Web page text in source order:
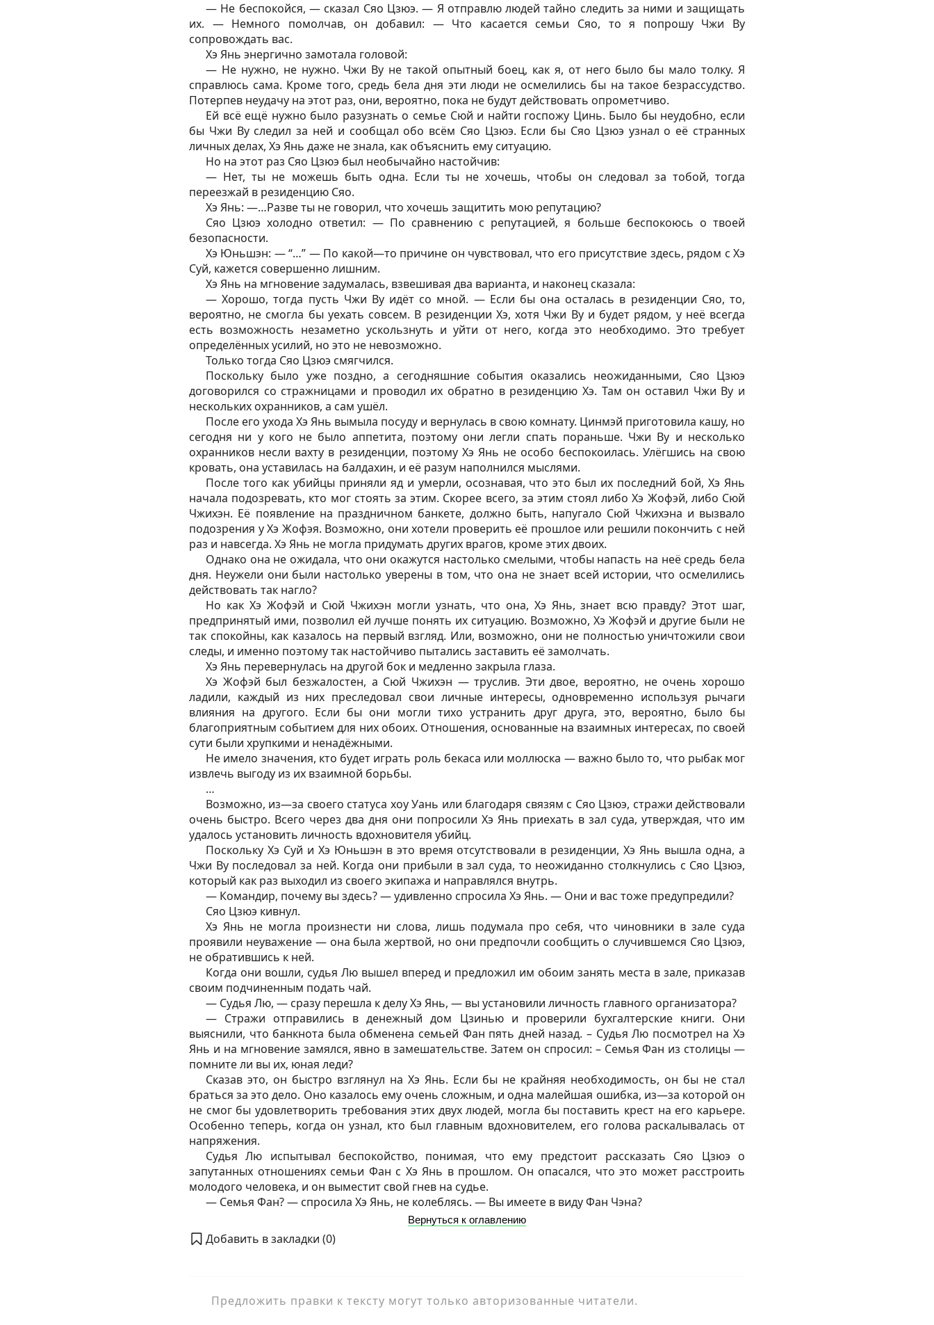
— Не беспокойся, — сказал Сяо Цзюэ. — Я отправлю людей тайно следить за ними и защищать
их. — Немного помолчав, он добавил: — Что касается семьи Сяо, то я попрошу Чжи Ву
сопровождать вас.
Хэ Янь энергично замотала головой:
— Не нужно, не нужно. Чжи Ву не такой опытный боец, как я, от него было бы мало толку. Я
справлюсь сама. Кроме того, средь бела дня эти люди не осмелились бы на такое безрассудство.
Потерпев неудачу на этот раз, они, вероятно, пока не будут действовать опрометчиво.
Ей всё ещё нужно было разузнать о семье Сюй и найти госпожу Цинь. Было бы неудобно, если
бы Чжи Ву следил за ней и сообщал обо всём Сяо Цзюэ. Если бы Сяо Цзюэ узнал о её странных
личных делах, Хэ Янь даже не знала, как объяснить ему ситуацию.
Но на этот раз Сяо Цзюэ был необычайно настойчив:
— Нет, ты не можешь быть одна. Если ты не хочешь, чтобы он следовал за тобой, тогда
переезжай в резиденцию Сяо.
Хэ Янь: —…Разве ты не говорил, что хочешь защитить мою репутацию?
Сяо Цзюэ холодно ответил: — По сравнению с репутацией, я больше беспокоюсь о твоей
безопасности.
Хэ Юньшэн: — “…” — По какой—то причине он чувствовал, что его присутствие здесь, рядом с Хэ
Суй, кажется совершенно лишним.
Хэ Янь на мгновение задумалась, взвешивая два варианта, и наконец сказала:
— Хорошо, тогда пусть Чжи Ву идёт со мной. — Если бы она осталась в резиденции Сяо, то,
вероятно, не смогла бы уехать совсем. В резиденции Хэ, хотя Чжи Ву и будет рядом, у неё всегда
есть возможность незаметно ускользнуть и уйти от него, когда это необходимо. Это требует
определённых усилий, но это не невозможно.
Только тогда Сяо Цзюэ смягчился.
Поскольку было уже поздно, а сегодняшние события оказались неожиданными, Сяо Цзюэ
договорился со стражницами и проводил их обратно в резиденцию Хэ. Там он оставил Чжи Ву и
нескольких охранников, а сам ушёл.
После его ухода Хэ Янь вымыла посуду и вернулась в свою комнату. Цинмэй приготовила кашу, но
сегодня ни у кого не было аппетита, поэтому они легли спать пораньше. Чжи Ву и несколько
охранников несли вахту в резиденции, поэтому Хэ Янь не особо беспокоилась. Улёгшись на свою
кровать, она уставилась на балдахин, и её разум наполнился мыслями.
После того как убийцы приняли яд и умерли, осознавая, что это был их последний бой, Хэ Янь
начала подозревать, кто мог стоять за этим. Скорее всего, за этим стоял либо Хэ Жофэй, либо Сюй
Чжихэн. Её появление на праздничном банкете, должно быть, напугало Сюй Чжихэна и вызвало
подозрения у Хэ Жофэя. Возможно, они хотели проверить её прошлое или решили покончить с ней
раз и навсегда. Хэ Янь не могла придумать других врагов, кроме этих двоих.
Однако она не ожидала, что они окажутся настолько смелыми, чтобы напасть на неё средь бела
дня. Неужели они были настолько уверены в том, что она не знает всей истории, что осмелились
действовать так нагло?
Но как Хэ Жофэй и Сюй Чжихэн могли узнать, что она, Хэ Янь, знает всю правду? Этот шаг,
предпринятый ими, позволил ей лучше понять их ситуацию. Возможно, Хэ Жофэй и другие были не
так спокойны, как казалось на первый взгляд. Или, возможно, они не полностью уничтожили свои
следы, и именно поэтому так настойчиво пытались заставить её замолчать.
Хэ Янь перевернулась на другой бок и медленно закрыла глаза.
Хэ Жофэй был безжалостен, а Сюй Чжихэн — труслив. Эти двое, вероятно, не очень хорошо
ладили, каждый из них преследовал свои личные интересы, одновременно используя рычаги
влияния на другого. Если бы они могли тихо устранить друг друга, это, вероятно, было бы
благоприятным событием для них обоих. Отношения, основанные на взаимных интересах, по своей
сути были хрупкими и ненадёжными.
Не имело значения, кто будет играть роль бекаса или моллюска — важно было то, что рыбак мог
извлечь выгоду из их взаимной борьбы.
…
Возможно, из—за своего статуса хоу Уань или благодаря связям с Сяо Цзюэ, стражи действовали
очень быстро. Всего через два дня они попросили Хэ Янь приехать в зал суда, утверждая, что им
удалось установить личность вдохновителя убийц.
Поскольку Хэ Суй и Хэ Юньшэн в это время отсутствовали в резиденции, Хэ Янь вышла одна, а
Чжи Ву последовал за ней. Когда они прибыли в зал суда, то неожиданно столкнулись с Сяо Цзюэ,
который как раз выходил из своего экипажа и направлялся внутрь.
— Командир, почему вы здесь? — удивленно спросила Хэ Янь. — Они и вас тоже предупредили?
Сяо Цзюэ кивнул.
Хэ Янь не могла произнести ни слова, лишь подумала про себя, что чиновники в зале суда
проявили неуважение — она была жертвой, но они предпочли сообщить о случившемся Сяо Цзюэ,
не обратившись к ней.
Когда они вошли, судья Лю вышел вперед и предложил им обоим занять места в зале, приказав
своим подчиненным подать чай.
— Судья Лю, — сразу перешла к делу Хэ Янь, — вы установили личность главного организатора?
— Стражи отправились в денежный дом Цзинью и проверили бухгалтерские книги. Они
выяснили, что банкнота была обменена семьей Фан пять дней назад. – Судья Лю посмотрел на Хэ
Янь и на мгновение замялся, явно в замешательстве. Затем он спросил: – Семья Фан из столицы —
помните ли вы их, юная леди?
Сказав это, он быстро взглянул на Хэ Янь. Если бы не крайняя необходимость, он бы не стал
браться за это дело. Оно казалось ему очень сложным, и одна малейшая ошибка, из—за которой он
не смог бы удовлетворить требования этих двух людей, могла бы поставить крест на его карьере.
Особенно теперь, когда он узнал, кто был главным вдохновителем, его голова раскалывалась от
напряжения.
Судья Лю испытывал беспокойство, понимая, что ему предстоит рассказать Сяо Цзюэ о
запутанных отношениях семьи Фан с Хэ Янь в прошлом. Он опасался, что это может расстроить
молодого человека, и он выместит свой гнев на судье.
— Семья Фан? — спросила Хэ Янь, не колеблясь. — Вы имеете в виду Фан Чэна?
Вернуться к оглавлению
Добавить в закладки (0)
Предложить правки к тексту могут только авторизованные читатели.